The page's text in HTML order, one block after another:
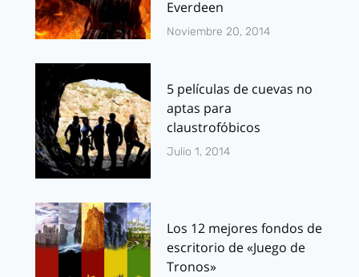
Everdeen
Noviembre 20, 2014
5 películas de cuevas no
aptas para
claustrofóbicos
Julio 1, 2014
Los 12 mejores fondos de
escritorio de «Juego de
Tronos»